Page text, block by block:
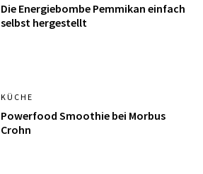
Die Energiebombe Pemmikan einfach
selbst hergestellt
KÜCHE
Powerfood Smoothie bei Morbus
Crohn